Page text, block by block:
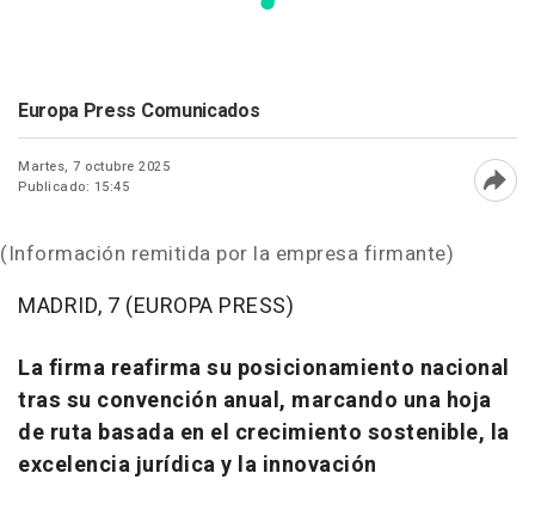
Europa Press Comunicados
Martes, 7 octubre 2025
Publicado: 15:45
(Información remitida por la empresa firmante)
MADRID, 7 (EUROPA PRESS)
La firma reafirma su posicionamiento nacional
tras su convención anual, marcando una hoja
de ruta basada en el crecimiento sostenible, la
excelencia jurídica y la innovación